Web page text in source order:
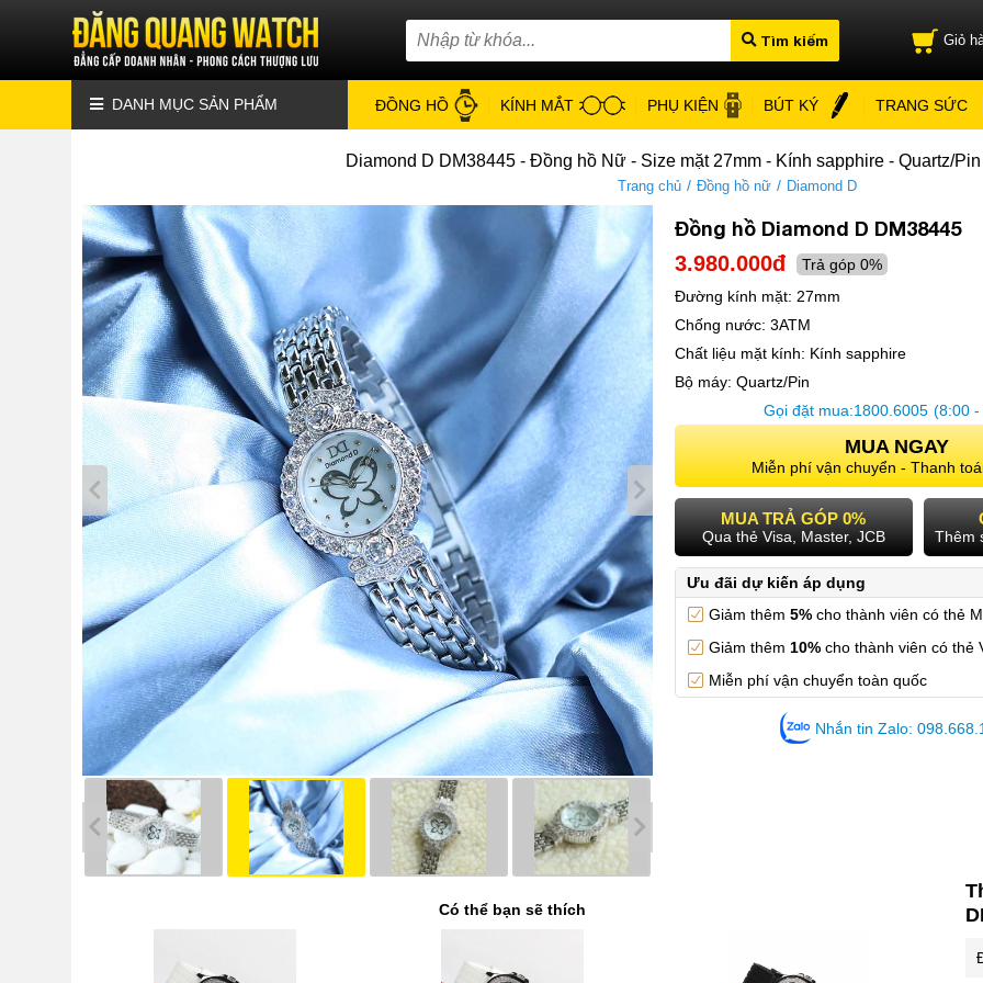
Tìm kiếm Giỏ
DANH MỤC SẢN PHẨM ĐỒNG HỒ KÍNH MẮT PHỤ KIỆN BÚT KÝ TRANG SỨC
Diamond D DM38445 - Đồng hồ Nữ - Size mặt 27mm - Kính sapphire - Quartz/
Trang chủ / Đồng hồ nữ / Diamond D
Đồng hồ Diamond D DM38445
3.980.000đ
Trả góp 0%
Đường kính mặt: 27mm
Chống nước: 3ATM
Chất liệu mặt kính: Kính sapphire
Bộ máy: Quartz/Pin
Gọi đặt mua:1800.6005 (8:00 -
MUA NGAY
Miễn phí vận chuyển - Thanh
MUA TRẢ GÓP 0%
Qua thẻ Visa, Master, JCB Thêm
Ưu đãi dự kiến áp dụng
Giảm thêm 5%cho thành viên có thẻ
Giảm thêm 10%cho thành viên có thẻ
Miễn phí vận chuyển toàn quốc
Nhắn tin Zalo:
Có thể bạn sẽ thích